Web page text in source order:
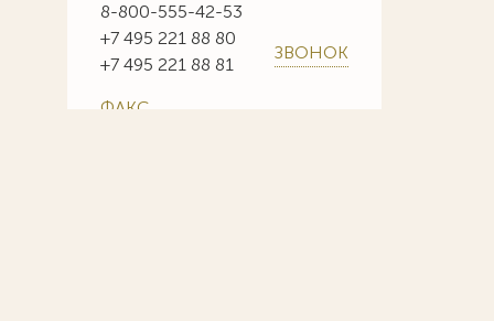
8-800-555-42-53
+7 495 221 88 80
+7 495 221 88 81
ЗВОНОК
ФАКС